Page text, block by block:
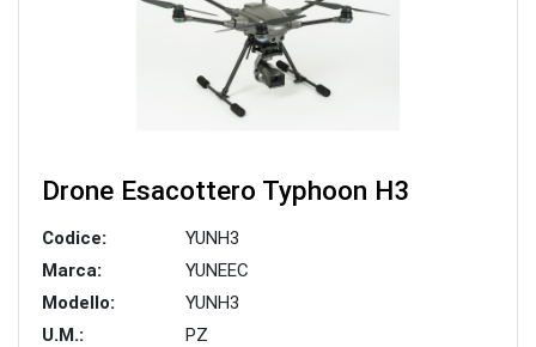
Drone Esacottero Typhoon H3
Codice:
YUNH3
Marca:
YUNEEC
Modello:
YUNH3
U.M.:
PZ